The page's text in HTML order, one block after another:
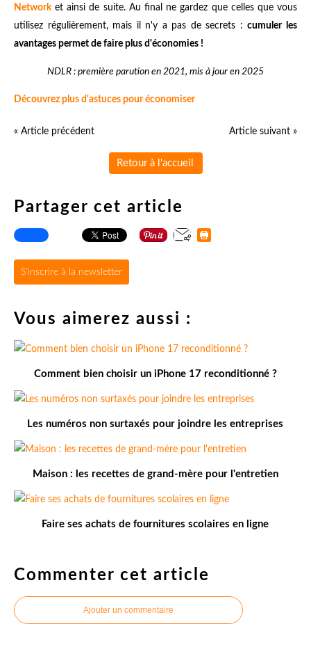
Network et ainsi de suite. Au final ne gardez que celles que vous
utilisez régulièrement, mais il n'y a pas de secrets :cumuler les
avantages permet de faire plus d'économies !
NDLR : première parution en 2021, mis à jour en 2025
Découvrez plus d'astuces pour économiser
« Article précédent Article suivant »
Retour à l'accueil
Partager cet article
S'inscrire à la newsletter
Vous aimerez aussi :
Comment bien choisir un iPhone 17 reconditionné ?
Les numéros non surtaxés pour joindre les entreprises
Maison : les recettes de grand-mère pour l'entretien
Faire ses achats de fournitures scolaires en ligne
Commenter cet article
Ajouter un commentaire